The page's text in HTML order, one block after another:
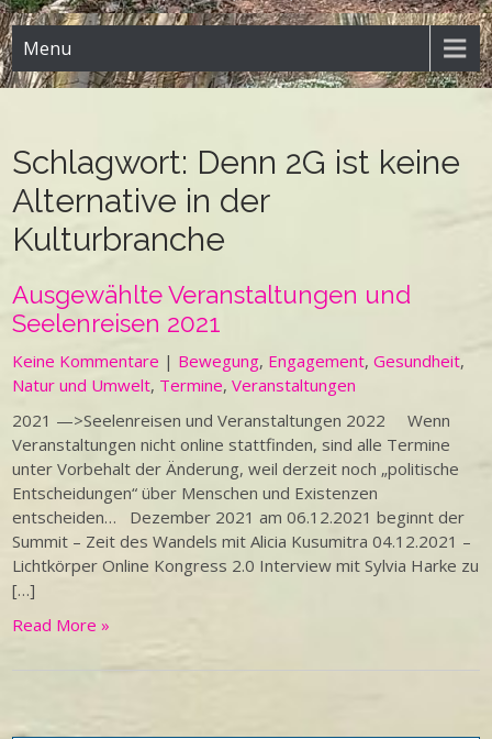
Menu
Schlagwort: Denn 2G ist keine
Alternative in der
Kulturbranche
Ausgewählte Veranstaltungen und
Seelenreisen 2021
Keine Kommentare | Bewegung, Engagement,Gesundheit,
Natur und Umwelt, Termine,Veranstaltungen
2021 —>Seelenreisen und Veranstaltungen 2022 Wenn
Veranstaltungen nicht online stattfinden, sind alle Termine
unter Vorbehalt der Änderung, weil derzeit noch „politische
Entscheidungen“ über Menschen und Existenzen
entscheiden… Dezember 2021 am 06.12.2021 beginnt der
Summit – Zeit des Wandels mit Alicia Kusumitra 04.12.2021 –
Lichtkörper Online Kongress 2.0 Interview mit Sylvia Harke zu
[…]
Read More »